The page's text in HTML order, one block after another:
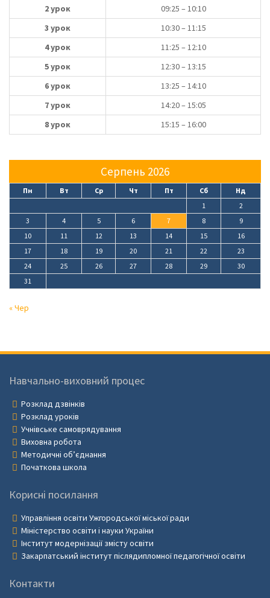
2 урок
09:25 – 10:10
3 урок
10:30 – 11:15
4 урок
11:25 – 12:10
5 урок
12:30 – 13:15
6 урок
13:25 – 14:10
7 урок
14:20 – 15:05
8 урок
15:15 – 16:00
Серпень 2026
Пн Вт Ср Чт Пт Сб
Нд
1
2
3
4 5 6 7 8
9
10
11 12 13 14 15
16
17
18 19 20 21 22
23
24
25 26 27 28 29
30
31
« Чер
Навчально-виховний процес
Розклад дзвінків
Розклад уроків
Учнівське самоврядування
Виховна робота
Методичні об’єднання
Початкова школа
Корисні посилання
Управління освіти Ужгородської міської ради
Міністерство освіти і науки України
Інститут модернізації змісту освіти
Закарпатський інститут післядипломної педагогічної освіти
Контакти